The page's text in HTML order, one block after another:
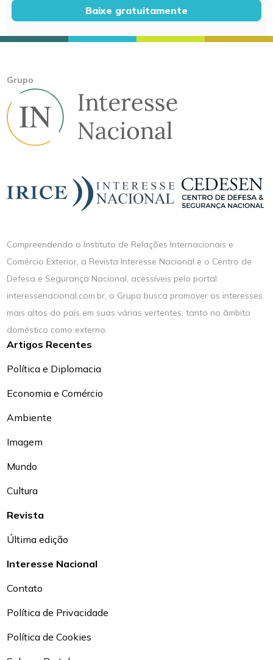
Baixe gratuitamente
Grupo
Compreendendo o Instituto de Relações Internacionais e
Comércio Exterior, a Revista Interesse Nacional e o Centro de
Defesa e Segurança Nacional, acessíveis pelo portal
interessenacional.com.br, o Grupo busca promover os interesses
mais altos do país em suas várias vertentes, tanto no âmbito
doméstico como externo.
Artigos Recentes
Política e Diplomacia
Economia e Comércio
Ambiente
Imagem
Mundo
Cultura
Revista
Última edição
Interesse Nacional
Contato
Política de Privacidade
Política de Cookies